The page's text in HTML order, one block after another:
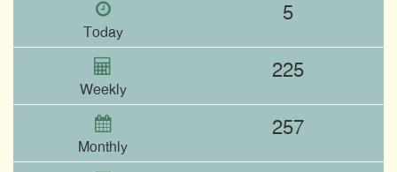
Today
5
Weekly
225
Monthly
257